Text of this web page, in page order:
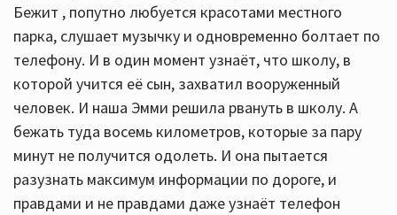
Бежит , попутно любуется красотами местного
парка, слушает музычку и одновременно болтает по
телефону. И в один момент узнаёт, что школу, в
которой учится её сын, захватил вооруженный
человек. И наша Эмми решила рвануть в школу. А
бежать туда восемь километров, которые за пару
минут не получится одолеть. И она пытается
разузнать максимум информации по дороге, и
правдами и не правдами даже узнаёт телефон